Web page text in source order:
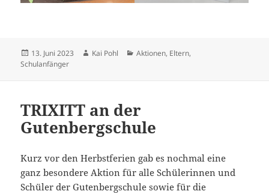
Veröffentlicht
am
13. Juni 2023 Autor
Kai Pohl Kategorien
Aktionen, Eltern,
Schulanfänger
TRIXITT an der
Gutenbergschule
Kurz vor den Herbstferien gab es nochmal eine
ganz besondere Aktion für alle Schülerinnen und
Schüler der Gutenbergschule sowie für die